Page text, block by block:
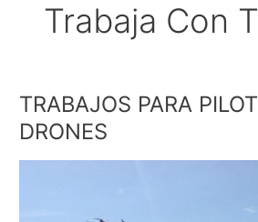
Trabaja Con
TRABAJOS PARA
DRONES
TRABAJOS
PARA
PILOTOS
DE